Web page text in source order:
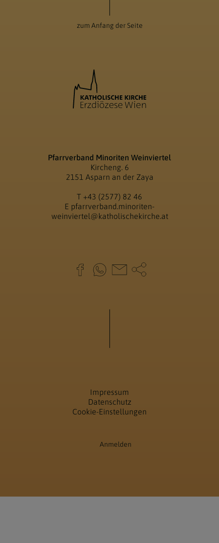
zum Anfang der Seite
Pfarrverband Minoriten Weinviertel
Kircheng. 6
2151 Asparn an der Zaya
T +43 (2577) 82 46
E pfarrverband.minoriten-
weinviertel@katholischekirche.at
Impressum
Datenschutz
Cookie-Einstellungen
Anmelden